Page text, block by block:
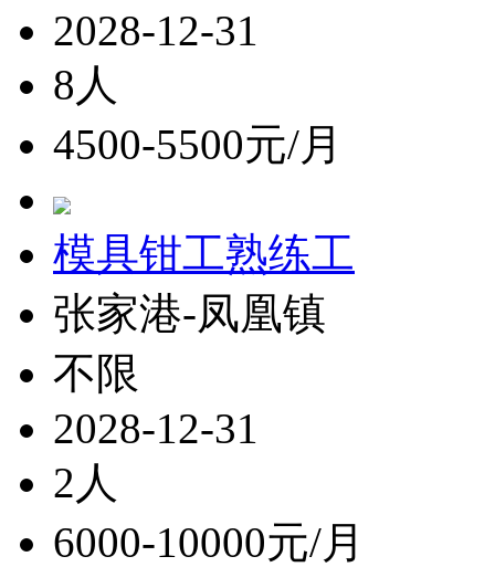
2028-12-31
8人
4500-5500元/月
模具钳工熟练工
张家港-凤凰镇
不限
2028-12-31
2人
6000-10000元/月